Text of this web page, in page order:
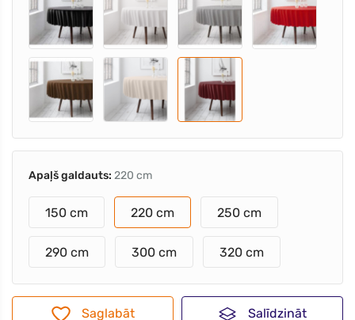
Apaļš galdauts: 220 cm
150 cm 220 cm 250 cm
290 cm 300 cm 320 cm
Saglabāt Salīdzināt